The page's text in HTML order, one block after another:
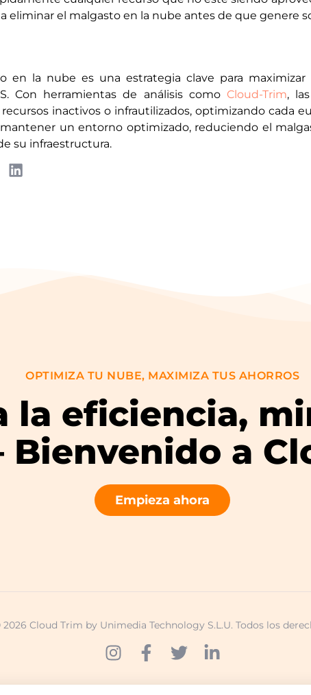
eliminar el malgasto en la nube antes de que genere
en la nube es una estrategia clave para
Con herramientas de análisis como Cloud-Trim,
inactivos o infrautilizados, optimizando cada
un entorno optimizado, reduciendo el
su infraestructura.
OPTIMIZA TU NUBE, MAXIMIZA TUS AHORROS
la eficiencia,
Bienvenido a
Empieza ahora
Cloud Trim by Unimedia Technology S.L.U. Todos los